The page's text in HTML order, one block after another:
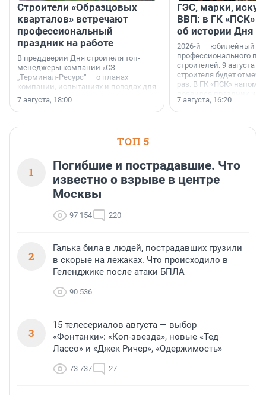
Строители «Образцовых
кварталов» встречают
профессиональный
праздник на работе
В преддверии Дня строителя топ-
менеджеры компании «СЗ
„Терминал-Ресурс“ — о планах
компании, испытаниях и поводах для
осторожного оптимизма.
7 августа, 18:00
ГЭС, марки,
ВВП: в ГК «ПСК»
об истории Дня
2026-й — юбилейный
профессионального
строителей. 9 августа
строителя будет
раз. В ГК «ПСК»
поменялась роль
7 августа, 16:20
ТОП 5
1
Погибшие и пострадавшие. Что
известно о взрыве в центре
Москвы
97 154 220
2
Галька била в людей, пострадавших грузили
в скорые на лежаках. Что происходило в
Геленджике после атаки БПЛА
90 536
3
15 телесериалов августа — выбор
«Фонтанки»: «Коп-звезда», новые «Тед
Лассо» и «Джек Ричер», «Одержимость»
73 737 27